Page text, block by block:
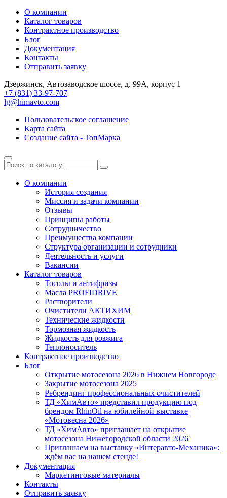
О компании
Каталог товаров
Контрактное производство
Блог
Документация
Контакты
Отправить заявку
Дзержинск, Автозаводское шоссе, д. 99А, корпус 1
+7 (831) 33-97-707
lg@himavto.com
Пользовательское соглашение
Карта сайта
Создание сайта - ТопМарка
О компании
История создания
Миссия и задачи компании
Отзывы
Принципы работы
Сотрудничество
Преимущества компании
Структура организации и сотрудники
Деятельность и услуги
Вакансии
Каталог товаров
Тосолы и антифризы
Масла PROFIDRIVE
Растворители
Очистители АКТИХИМ
Технические жидкости
Тормозная жидкость
Жидкость для розжига
Теплоноситель
Контрактное производство
Блог
Открытие мотосезона 2026 в Нижнем Новгороде
Закрытие мотосезона 2025
Ребрендинг профессиональных очистителей
ТД «ХимАвто» представил продукцию под
брендом RhinOil на юбилейной выставке
«Мотовесна 2026»
ТД «ХимАвто» приглашает на открытие
мотосезона Нижегородской области 2026
Приглашаем на выставку «Интеравто-Механика»:
ждём вас на нашем стенде!
Документация
Маркетинговые материалы
Контакты
Отправить заявку